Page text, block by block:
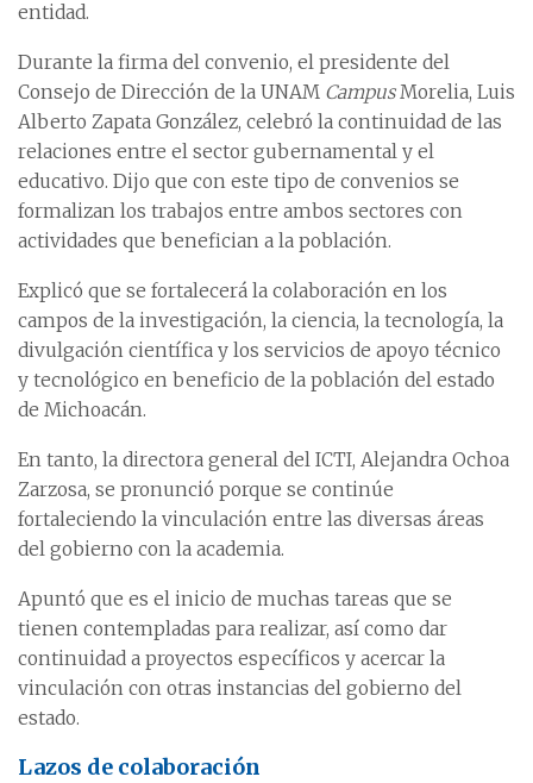
entidad.
Durante la firma del convenio, el presidente del
Consejo de Dirección de la UNAM CampusMorelia, Luis
Alberto Zapata González, celebró la continuidad de las
relaciones entre el sector gubernamental y el
educativo. Dijo que con este tipo de convenios se
formalizan los trabajos entre ambos sectores con
actividades que benefician a la población.
Explicó que se fortalecerá la colaboración en los
campos de la investigación, la ciencia, la tecnología, la
divulgación científica y los servicios de apoyo técnico
y tecnológico en beneficio de la población del estado
de Michoacán.
En tanto, la directora general del ICTI, Alejandra Ochoa
Zarzosa, se pronunció porque se continúe
fortaleciendo la vinculación entre las diversas áreas
del gobierno con la academia.
Apuntó que es el inicio de muchas tareas que se
tienen contempladas para realizar, así como dar
continuidad a proyectos específicos y acercar la
vinculación con otras instancias del gobierno del
estado.
Lazos de colaboración